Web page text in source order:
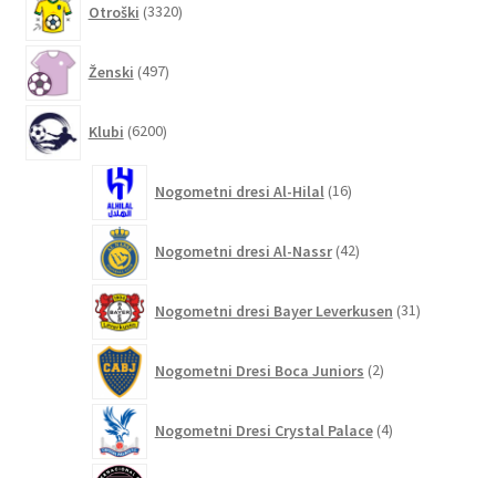
Otroški 3320izdelkov
Ženski 497izdelkov
Klubi 6200izdelkov
Nogometni dresi Al-Hilal 16izdelkov
Nogometni dresi Al-Nassr 42izdelkov
Nogometni dresi Bayer Leverkusen 31izdelkov
Nogometni Dresi Boca Juniors 2izdelka
Nogometni Dresi Crystal Palace 4izdelki